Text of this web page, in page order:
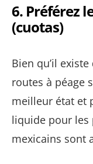
6. Préférez
(cuotas)
Bien qu’il
routes à péage
meilleur état et
liquide pour les
mexicains sont